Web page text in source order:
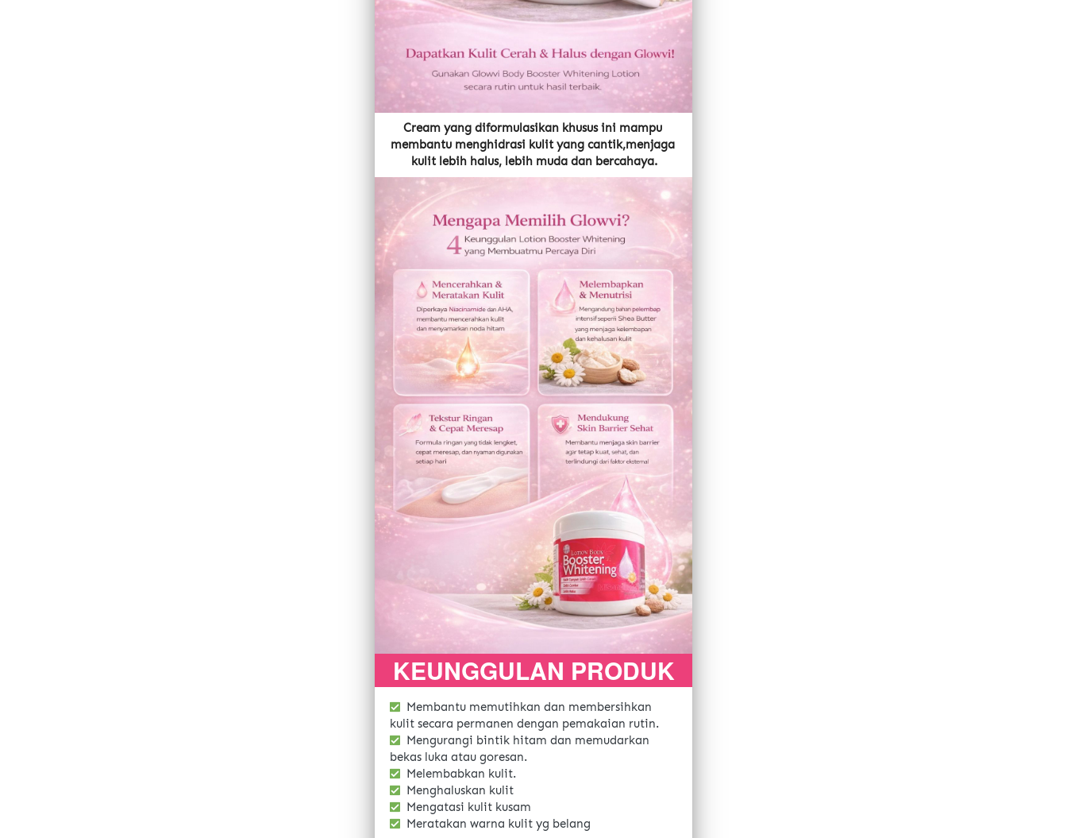
Cream yang diformulasikan khusus ini mampu
membantu menghidrasi kulit yang cantik,menjaga
kulit lebih halus, lebih muda dan bercahaya.
KEUNGGULAN PRODUK
Membantu memutihkan dan membersihkan
kulit secara permanen dengan pemakaian rutin.
Mengurangi bintik hitam dan memudarkan
bekas luka atau goresan.
Melembabkan kulit.
Menghaluskan kulit
Mengatasi kulit kusam
Meratakan warna kulit yg belang